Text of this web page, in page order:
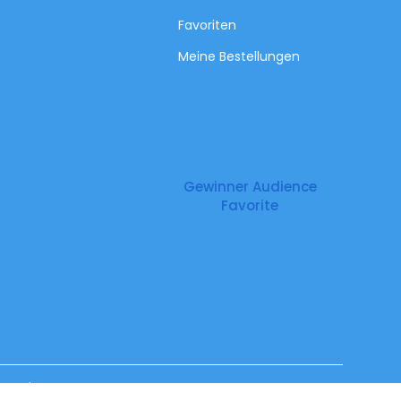
Favoriten
Meine Bestellungen
Gewinner Audience
Favorite
Impressum